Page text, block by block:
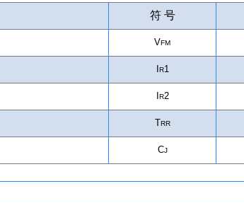
符 号
VFM
R1
R2
TRR
CJ